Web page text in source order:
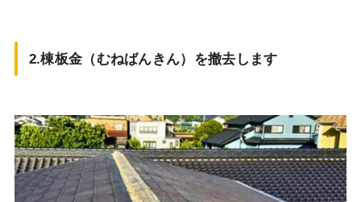
2.棟板金（むねばんきん）を撤去します